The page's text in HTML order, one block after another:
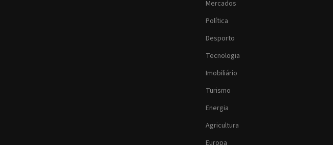
Mercados
Política
Desporto
Tecnologia
Imobiliário
Turismo
Energia
Agricultura
Europa